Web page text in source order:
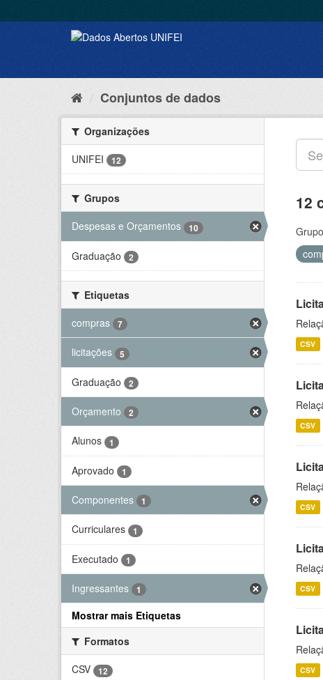
Conjuntos de dados
Organizações
UNIFEI
12
Grupos
Despesas e Orçamentos
10
Graduação 2
Etiquetas
compras
7
licitações 5
Graduação 2
Orçamento 2
Alunos 1
Aprovado 1
Componentes 1
Curriculares 1
Executado 1
Ingressantes 1
Mostrar mais Etiquetas
Formatos
CSV
12
12
CSV
CSV
CSV
CSV
CSV